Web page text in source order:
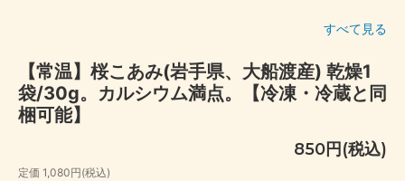
すべて見る
【常温】桜こあみ(岩手県、大船渡産) 乾燥1
袋/30g。カルシウム満点。【冷凍・冷蔵と同
梱可能】
850円(税込)
定価 1,080円(税込)